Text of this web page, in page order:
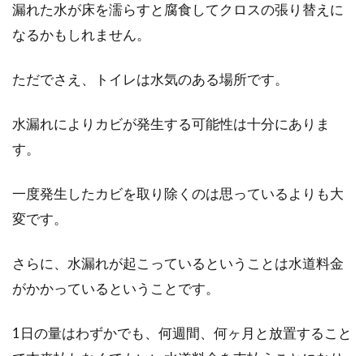
排煙窓がワイヤーのせいで開閉しに
くい？修理と予防方法は
どの非住宅によく使われてる窓で、ワイヤーと
家を新築するとなって、一番悩むのが間取りで
て、間取りは...
漏れた水が床を濡らすと腐食してクロスの張り替えに
なるかもしれません。
ただでさえ、トイレは水気のある場所です。
水漏れによりカビが発生する可能性は十分にありま
す。
一度発生したカビを取り除くのは思っているよりも大
変です。
さらに、水漏れが起こっているということは水道料金
がかかっているということです。
1日の量はわずかでも、何週間、何ヶ月と放置すること